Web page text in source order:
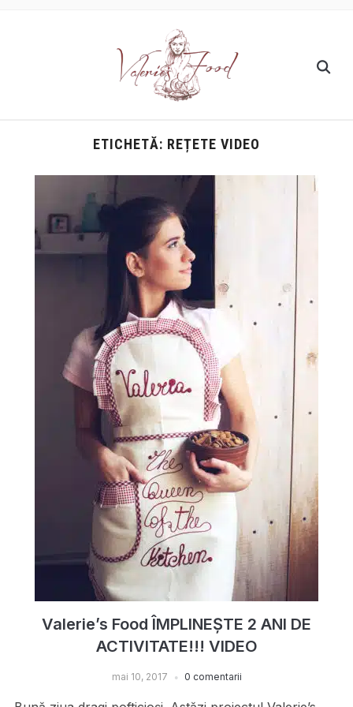
ETICHETĂ: REȚETE VIDEO
Valerie’s Food ÎMPLINEȘTE 2 ANI DE
ACTIVITATE!!! VIDEO
mai 10, 2017 0 comentarii